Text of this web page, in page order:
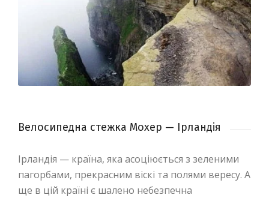
Велосипедна стежка Мохер — Ірландія
Ірландія — країна, яка асоціюється з зеленими
пагорбами, прекрасним віскі та полями вересу. А
ще в цій країні є шалено небезпечна